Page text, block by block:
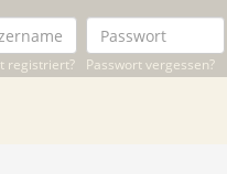
registriert? Passwort vergessen?